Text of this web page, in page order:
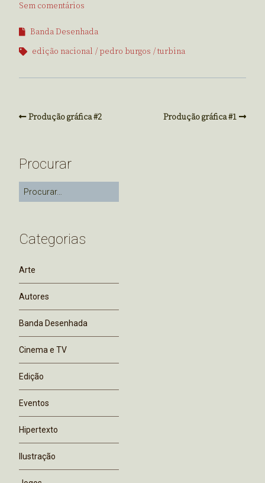
Sem comentários
Banda Desenhada
edição nacional
pedro burgos turbina
Produção gráfica #2 Produção gráfica #1
Procurar
Categorias
Arte
Autores
Banda Desenhada
Cinema e TV
Edição
Eventos
Hipertexto
Ilustração